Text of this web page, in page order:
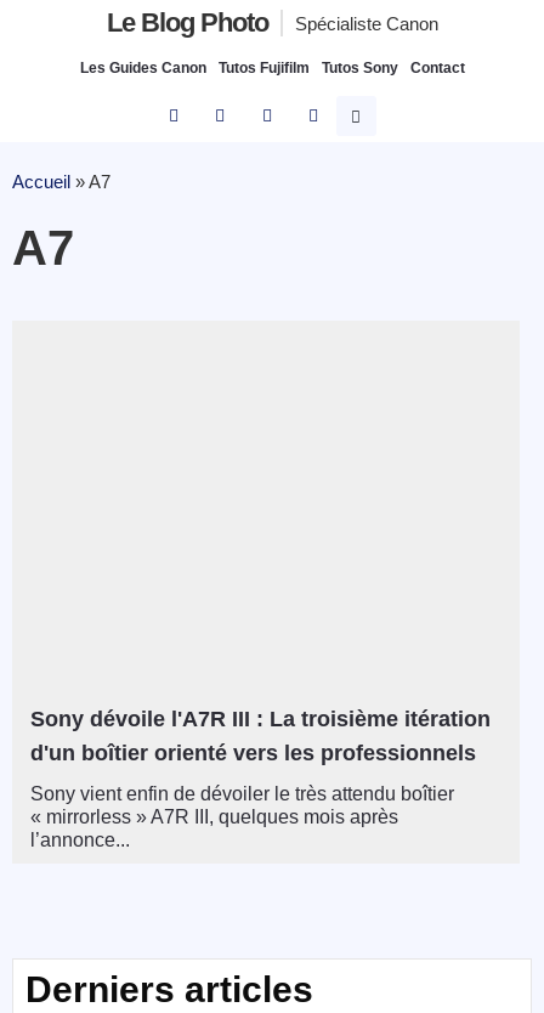
Le Blog Photo Spécialiste Canon
Les Guides Canon Tutos Fujifilm Tutos Sony Contact
Accueil »A7
A7
Sony dévoile l'A7R III : La troisième itération
d'un boîtier orienté vers les professionnels
Sony vient enfin de dévoiler le très attendu boîtier
« mirrorless » A7R III, quelques mois après
l’annonce...
Derniers articles